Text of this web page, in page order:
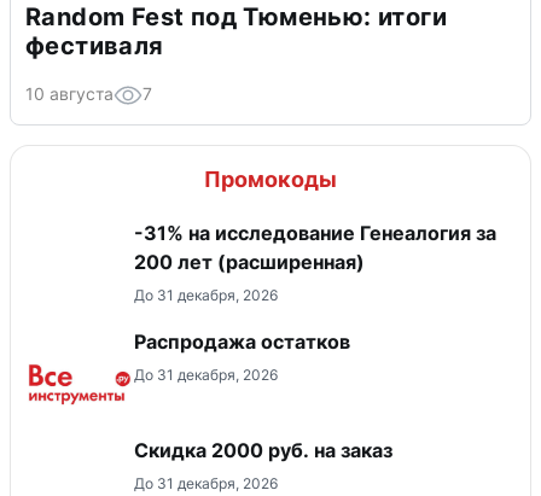
Random Fest под Тюменью: итоги
фестиваля
10 августа 7
Промокоды
-31% на исследование Генеалогия за
200 лет (расширенная)
До 31 декабря, 2026
Распродажа остатков
До 31 декабря, 2026
Скидка 2000 руб. на заказ
До 31 декабря, 2026